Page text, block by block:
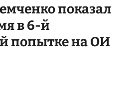
показал
в 6-й
попытке на ОИ